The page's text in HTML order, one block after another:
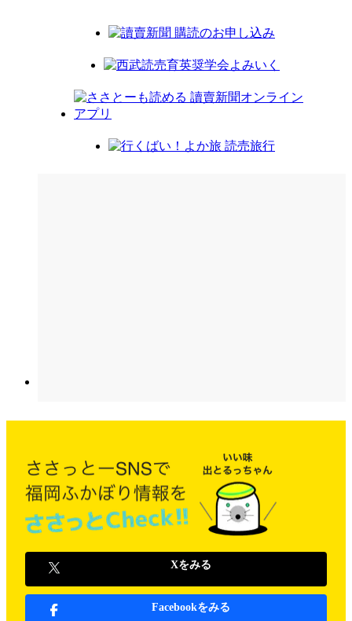
Xをみる
Facebookをみる